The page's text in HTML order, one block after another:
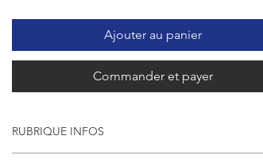
Ajouter au panier
Commander et payer
RUBRIQUE INFOS